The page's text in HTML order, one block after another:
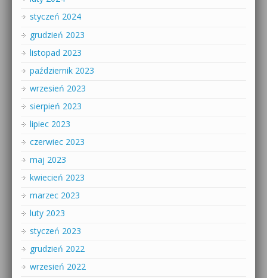
styczeń 2024
grudzień 2023
listopad 2023
październik 2023
wrzesień 2023
sierpień 2023
lipiec 2023
czerwiec 2023
maj 2023
kwiecień 2023
marzec 2023
luty 2023
styczeń 2023
grudzień 2022
wrzesień 2022